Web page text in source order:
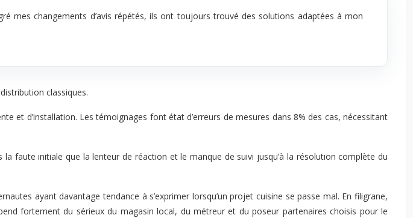
mes changements d’avis répétés, ils ont toujours trouvé des solutions adaptées à mon
classiques.
et d’installation. Les témoignages font état d’erreurs de mesures dans 8% des cas, nécessitant
faute initiale que la lenteur de réaction et le manque de suivi jusqu’à la résolution complète du
ayant davantage tendance à s’exprimer lorsqu’un projet cuisine se passe mal. En filigrane,
fortement du sérieux du magasin local, du métreur et du poseur partenaires choisis pour le